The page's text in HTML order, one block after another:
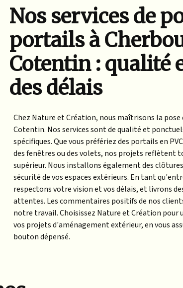
Nos services de
portails à
Cotentin : qualité
des délais
Chez Nature et Création, nous maîtrisons la
Cotentin. Nos services sont de qualité et
spécifiques. Que vous préfériez des portails en
des fenêtres ou des volets, nos projets reflètent
supérieur. Nous installons également des
sécurité de vos espaces extérieurs. En tant
respectons votre vision et vos délais, et livrons
attentes. Les commentaires positifs de nos
notre travail. Choisissez Nature et Création pour
vos projets d'aménagement extérieur, en vous
bouton dépensé.